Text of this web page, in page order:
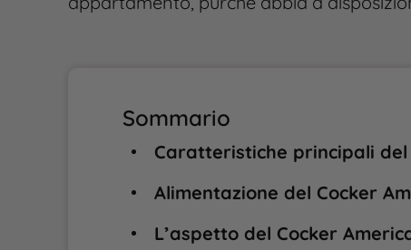
Sommario
Caratteristiche principali del
Alimentazione del Cocker
L’aspetto del Cocker